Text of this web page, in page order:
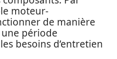
moteur-
de manière
période
besoins d’entretien